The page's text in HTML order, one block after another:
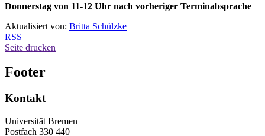
Donnerstag von 11-12 Uhr nach vorheriger Terminabsprache
Aktualisiert von: Britta Schülzke
RSS
Seite drucken
Footer
Kontakt
Universität Bremen
Postfach 330 440